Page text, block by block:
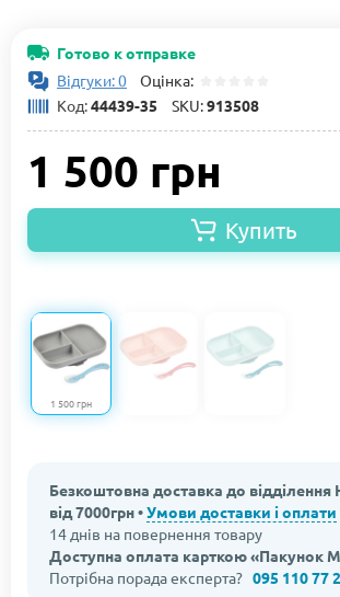
Готово к отправке
Відгуки: 0 Оцінка:
Код:44439-35 SKU:913508
1 500 грн
Купить
1 500 грн
Безкоштовна доставка до відділення
від 7000грн •Умови доставки і оплати
14 днів на повернення товару
Доступна оплата карткою «Пакунок
Потрібна порада експерта? 095 110 77